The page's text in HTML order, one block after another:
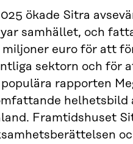
ökade Sitra
samhället, och
miljoner euro för att
sektorn och för
rapporten
Framtidshuset